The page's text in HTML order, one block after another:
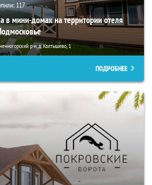
117
в мини-домах на территории отеля
р-н, д. Колтышево, 1
ПОДРОБНЕЕ